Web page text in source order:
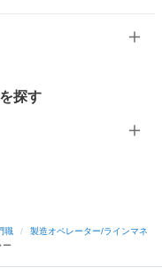
探す
職 /
製造オペレーター/ラインマネ
ー